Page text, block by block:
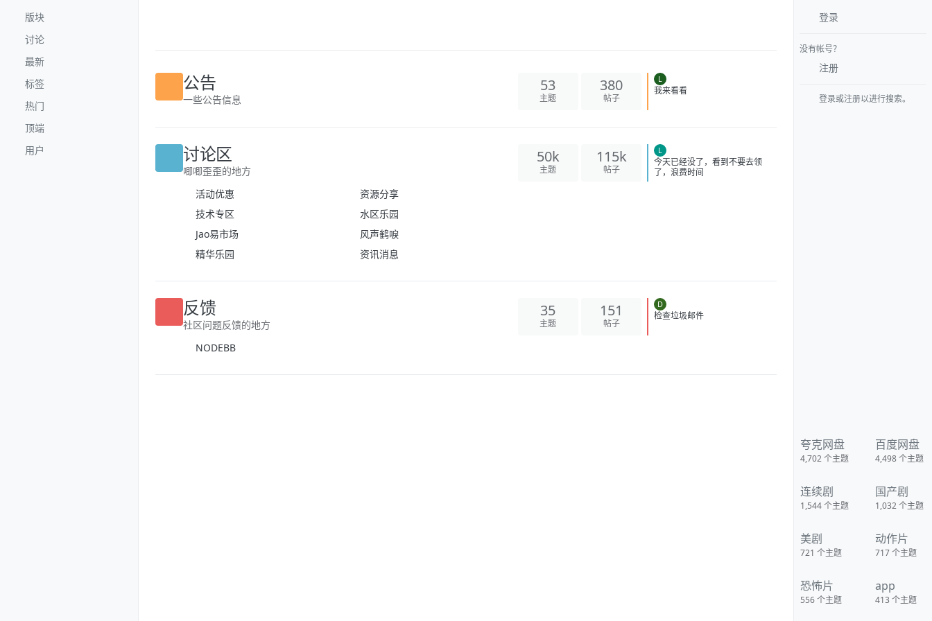
版块
讨论
最新
标签
热门
顶端
用户
公告 53 380 L
讨论区
唧唧歪歪的地方
活动优惠
资源分享
技术专区
水区乐园
Jao易市场
风声鹤唳
50k 115k L
今天已经没了，看到不要去领
反馈 35 151 D
登录
没有帐号？
注册
登录或注册以进行搜索。
夸克网盘
4,702 个主题
百度网盘
4,498 个主题
连续剧
1,544 个主题
国产剧
1,032个主题
美剧
721 个主题
动作片
717个主题
恐怖片
556 个主题
app
413个主题